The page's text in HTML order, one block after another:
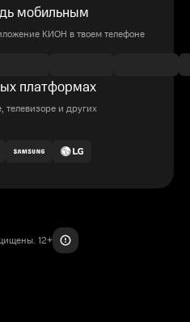
мобильным
КИОН в твоем телефоне
платформах
телевизоре и других
12+